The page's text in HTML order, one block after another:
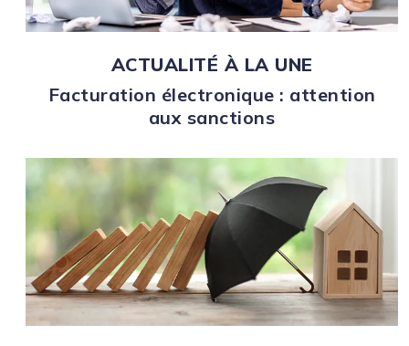
ACTUALITÉ À LA UNE
Facturation électronique : attention
aux sanctions